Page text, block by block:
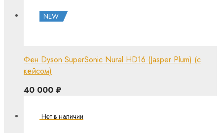
NEW
Фен Dyson SuperSonic Nural HD16 (Jasper Plum) (с
кейсом)
40 000 ₽